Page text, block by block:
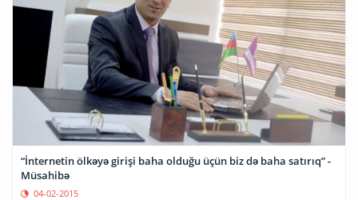
“İnternetin ölkəyə girişi baha olduğu üçün biz də baha satırıq” -
Müsahibə
04-02-2015